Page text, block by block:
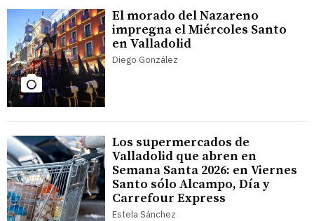
El morado del Nazareno
impregna el Miércoles Santo
en Valladolid
Diego González
Los supermercados de
Valladolid que abren en
Semana Santa 2026: en Viernes
Santo sólo Alcampo, Día y
Carrefour Express
Estela Sánchez